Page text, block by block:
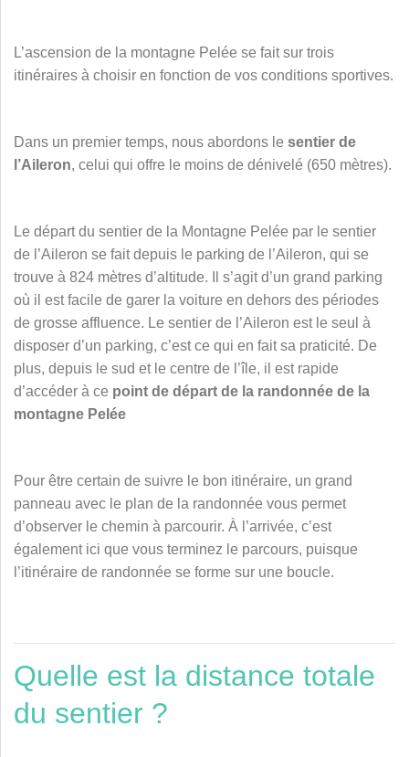
L’ascension de la montagne Pelée se fait sur trois
itinéraires à choisir en fonction de vos conditions sportives.
Dans un premier temps, nous abordons le sentier de
l’Aileron, celui qui offre le moins de dénivelé (650 mètres).
Le départ du sentier de la Montagne Pelée par le sentier
de l’Aileron se fait depuis le parking de l’Aileron, qui se
trouve à 824 mètres d’altitude. Il s’agit d’un grand parking
où il est facile de garer la voiture en dehors des périodes
de grosse affluence. Le sentier de l’Aileron est le seul à
disposer d’un parking, c’est ce qui en fait sa praticité. De
plus, depuis le sud et le centre de l’île, il est rapide
d’accéder à ce point de départ de la randonnée de la
montagne Pelée
Pour être certain de suivre le bon itinéraire, un grand
panneau avec le plan de la randonnée vous permet
d’observer le chemin à parcourir. À l’arrivée, c’est
également ici que vous terminez le parcours, puisque
l’itinéraire de randonnée se forme sur une boucle.
Quelle est la distance totale
du sentier ?